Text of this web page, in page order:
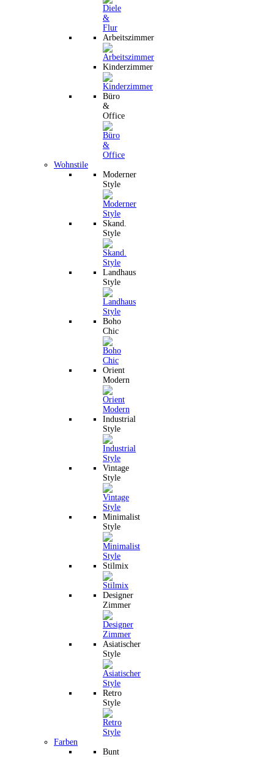
Arbeitszimmer
Kinderzimmer
Büro
&
Office
Wohnstile
Moderner
Style
Skand.
Style
Landhaus
Style
Boho
Chic
Orient
Modern
Industrial
Style
Vintage
Style
Minimalist
Style
Stilmix
Designer
Zimmer
Asiatischer
Style
Retro
Style
Farben
Bunt